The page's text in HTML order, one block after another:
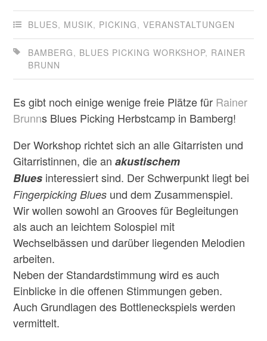
BLUES, MUSIK, PICKING,VERANSTALTUNGEN
BAMBERG, BLUES PICKING WORKSHOP, RAINER
BRUNN
Es gibt noch einige wenige freie Plätze für Rainer
Brunns Blues Picking Herbstcamp in Bamberg!
Der Workshop richtet sich an alle Gitarristen und
Gitarristinnen, die anakustischem
Blues interessiert sind. Der Schwerpunkt liegt bei
Fingerpicking Blues und dem Zusammenspiel.
Wir wollen sowohl an Grooves für Begleitungen
als auch an leichtem Solospiel mit
Wechselbässen und darüber liegenden Melodien
arbeiten.
Neben der Standardstimmung wird es auch
Einblicke in die offenen Stimmungen geben.
Auch Grundlagen des Bottleneckspiels werden
vermittelt.